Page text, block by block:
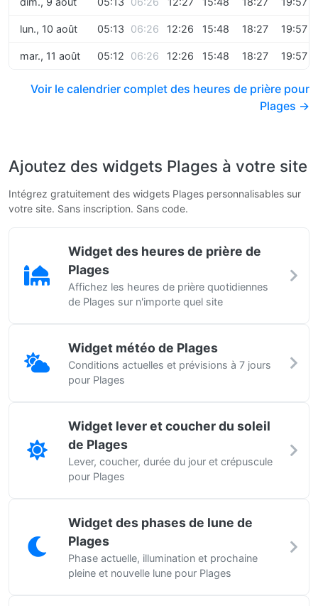
lun., 10 août 05:13 06:26 12:26 15:48 18:27 19:57
mar., 11 août 05:12 06:26 12:26 15:48 18:27 19:57
Voir le calendrier complet des heures de prière pour
Plages →
Ajoutez des widgets Plages à votre site
Intégrez gratuitement des widgets Plages personnalisables sur
votre site. Sans inscription. Sans code.
Widget des heures de prière de
Plages
Affichez les heures de prière quotidiennes
de Plages sur n'importe quel site
Widget météo de Plages
Conditions actuelles et prévisions à 7 jours
pour Plages
Widget lever et coucher du soleil
de Plages
Lever, coucher, durée du jour et crépuscule
pour Plages
Widget des phases de lune de
Plages
Phase actuelle, illumination et prochaine
pleine et nouvelle lune pour Plages